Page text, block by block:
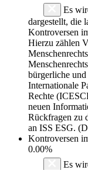
Es
dargestellt, die
Kontroversen
Hierzu zählen
bürgerliche
Internationale
Rechte
neuen
Rückfragen zu
an ISS ESG.
Kontroversen
0.00%
Es